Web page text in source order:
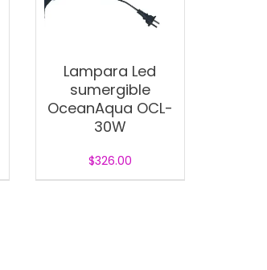
Lampara Led
sumergible
OceanAqua OCL-
30W
$326.00